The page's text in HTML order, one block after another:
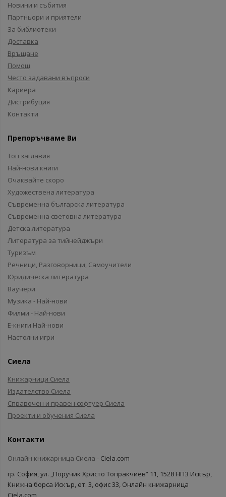
Новини и събития
Партньори и приятели
За библиотеки
Доставка
Връщане
Помощ
Често задавани въпроси
Кариера
Дистрибуция
Контакти
Препоръчваме Ви
Топ заглавия
Най-нови книги
Очаквайте скоро
Художествена литература
Съвременна българска литература
Съвременна световна литература
Детска литература
Литература за тийнейджъри
Туризъм
Речници, Разговорници, Самоучители
Юридическа литература
Ваучери
Музика - Най-нови
Филми - Най-нови
Е-книги Най-нови
Настолни игри
Сиела
Книжарници Сиела
Издателство Сиела
Справочен и правен софтуер Сиела
Проекти и обучения Сиела
Контакти
Онлайн книжарница Сиела - Ciela.com
гр. София, ул. „Поручик Христо Топракчиев“ 11, 1528 НПЗ Искър,
Книжна борса Искър, ет. 3, офис 33, Онлайн книжарница
Ciela.com